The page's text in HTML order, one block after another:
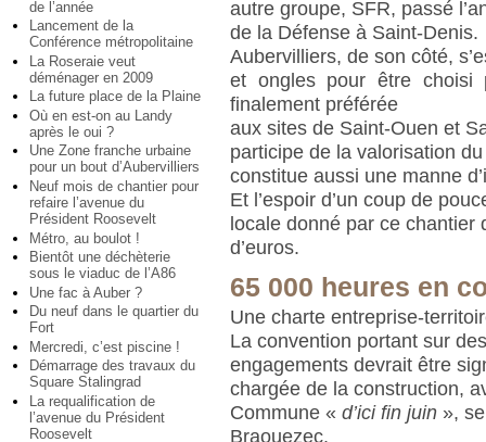
de l’année
Lancement de la
Conférence métropolitaine
La Roseraie veut
déménager en 2009
La future place de la Plaine
Où en est-on au Landy
après le oui ?
Une Zone franche urbaine
pour un bout d’Aubervilliers
Neuf mois de chantier pour
refaire l’avenue du
Président Roosevelt
Métro, au boulot !
Bientôt une déchèterie
sous le viaduc de l’A86
Une fac à Auber ?
Du neuf dans le quartier du
Fort
Mercredi, c’est piscine !
Démarrage des travaux du
Square Stalingrad
La requalification de
l’avenue du Président
Roosevelt
autre groupe, SFR, passé
de la Défense à Saint-Denis.
Aubervilliers, de son côté,
et ongles pour être choisi
finalement préférée
aux sites de Saint-Ouen et
participe de la valorisation
constitue aussi une manne
Et l’espoir d’un coup de
locale donné par ce chantier
d’euros.
65 000 heures en
Une charte entreprise-
La convention portant sur
engagements devrait être
chargée de la construction,
Commune «d’ici fin juin »,
Braouezec.